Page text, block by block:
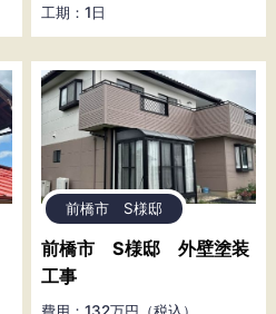
工期：1日
前橋市 S様邸
前橋市 S様邸 外壁塗装
工事